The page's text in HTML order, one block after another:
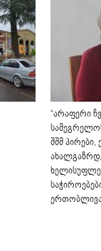
“არაფერი
შშმ